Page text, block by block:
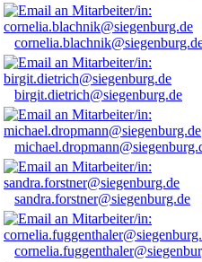
birgit.dietrich@siegenburg.de
sandra.forstner@siegenburg.de